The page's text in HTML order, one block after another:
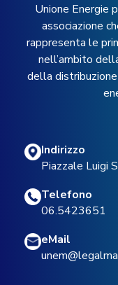
Unione Energie
associazione
rappresenta le
nell’ambito
della
Indirizzo
Piazzale Luigi
Telefono
06.5423651
eMail